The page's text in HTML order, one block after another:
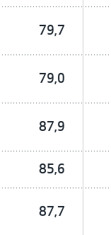
79,7
79,0
87,9
85,6
87,7